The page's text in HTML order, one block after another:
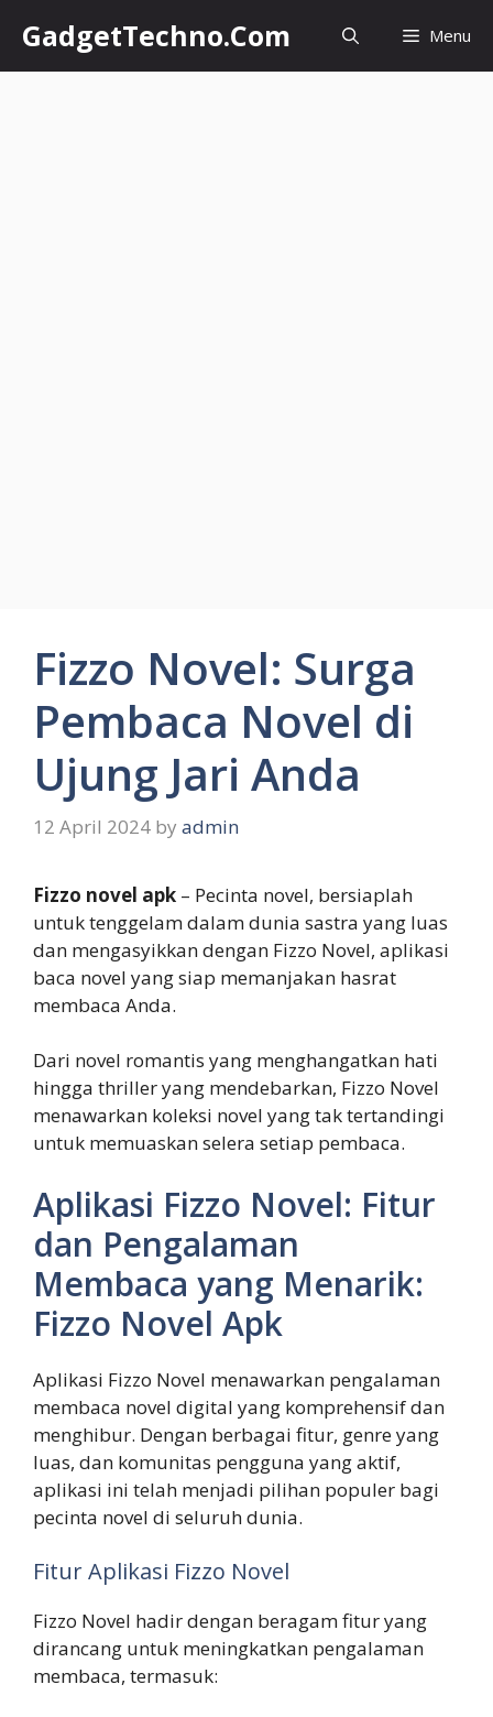
content
GadgetTechno.Com Menu
Fizzo Novel: Surga
Pembaca Novel di
Ujung Jari Anda
12 April 2024 by admin
Fizzo novel apk – Pecinta novel, bersiaplah
untuk tenggelam dalam dunia sastra yang luas
dan mengasyikkan dengan Fizzo Novel, aplikasi
baca novel yang siap memanjakan hasrat
membaca Anda.
Dari novel romantis yang menghangatkan hati
hingga thriller yang mendebarkan, Fizzo Novel
menawarkan koleksi novel yang tak tertandingi
untuk memuaskan selera setiap pembaca.
Aplikasi Fizzo Novel: Fitur
dan Pengalaman
Membaca yang Menarik:
Fizzo Novel Apk
Aplikasi Fizzo Novel menawarkan pengalaman
membaca novel digital yang komprehensif dan
menghibur. Dengan berbagai fitur, genre yang
luas, dan komunitas pengguna yang aktif,
aplikasi ini telah menjadi pilihan populer bagi
pecinta novel di seluruh dunia.
Fitur Aplikasi Fizzo Novel
Fizzo Novel hadir dengan beragam fitur yang
dirancang untuk meningkatkan pengalaman
membaca, termasuk: